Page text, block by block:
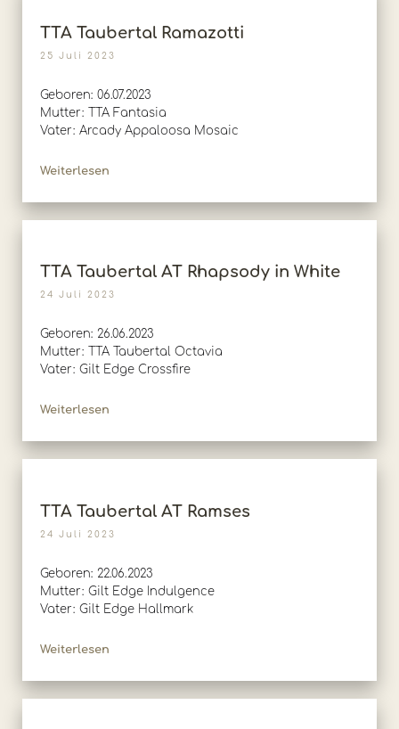
TTA Taubertal Ramazotti
25 Juli 2023
Geboren: 06.07.2023
Mutter: TTA Fantasia
Vater: Arcady Appaloosa Mosaic
Weiterlesen
TTA Taubertal AT Rhapsody in White
24 Juli 2023
Geboren: 26.06.2023
Mutter: TTA Taubertal Octavia
Vater: Gilt Edge Crossfire
Weiterlesen
TTA Taubertal AT Ramses
24 Juli 2023
Geboren: 22.06.2023
Mutter: Gilt Edge Indulgence
Vater: Gilt Edge Hallmark
Weiterlesen